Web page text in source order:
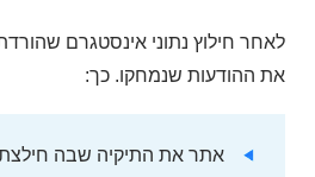
לאחר חילוץ נתוני אינסטגרם
את ההודעות שנמחקו. כך:
אתר את התיקיה שבה